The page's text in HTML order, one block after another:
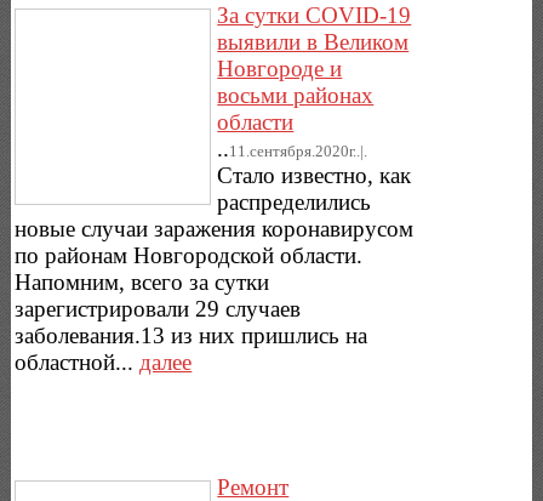
За сутки COVID-19
выявили в Великом
Новгороде и
восьми районах
области
..11.сентября.2020г..|.
Стало известно, как
распределились
новые случаи заражения коронавирусом
по районам Новгородской области.
Напомним, всего за сутки
зарегистрировали 29 случаев
заболевания.13 из них пришлись на
областной... далее
Ремонт